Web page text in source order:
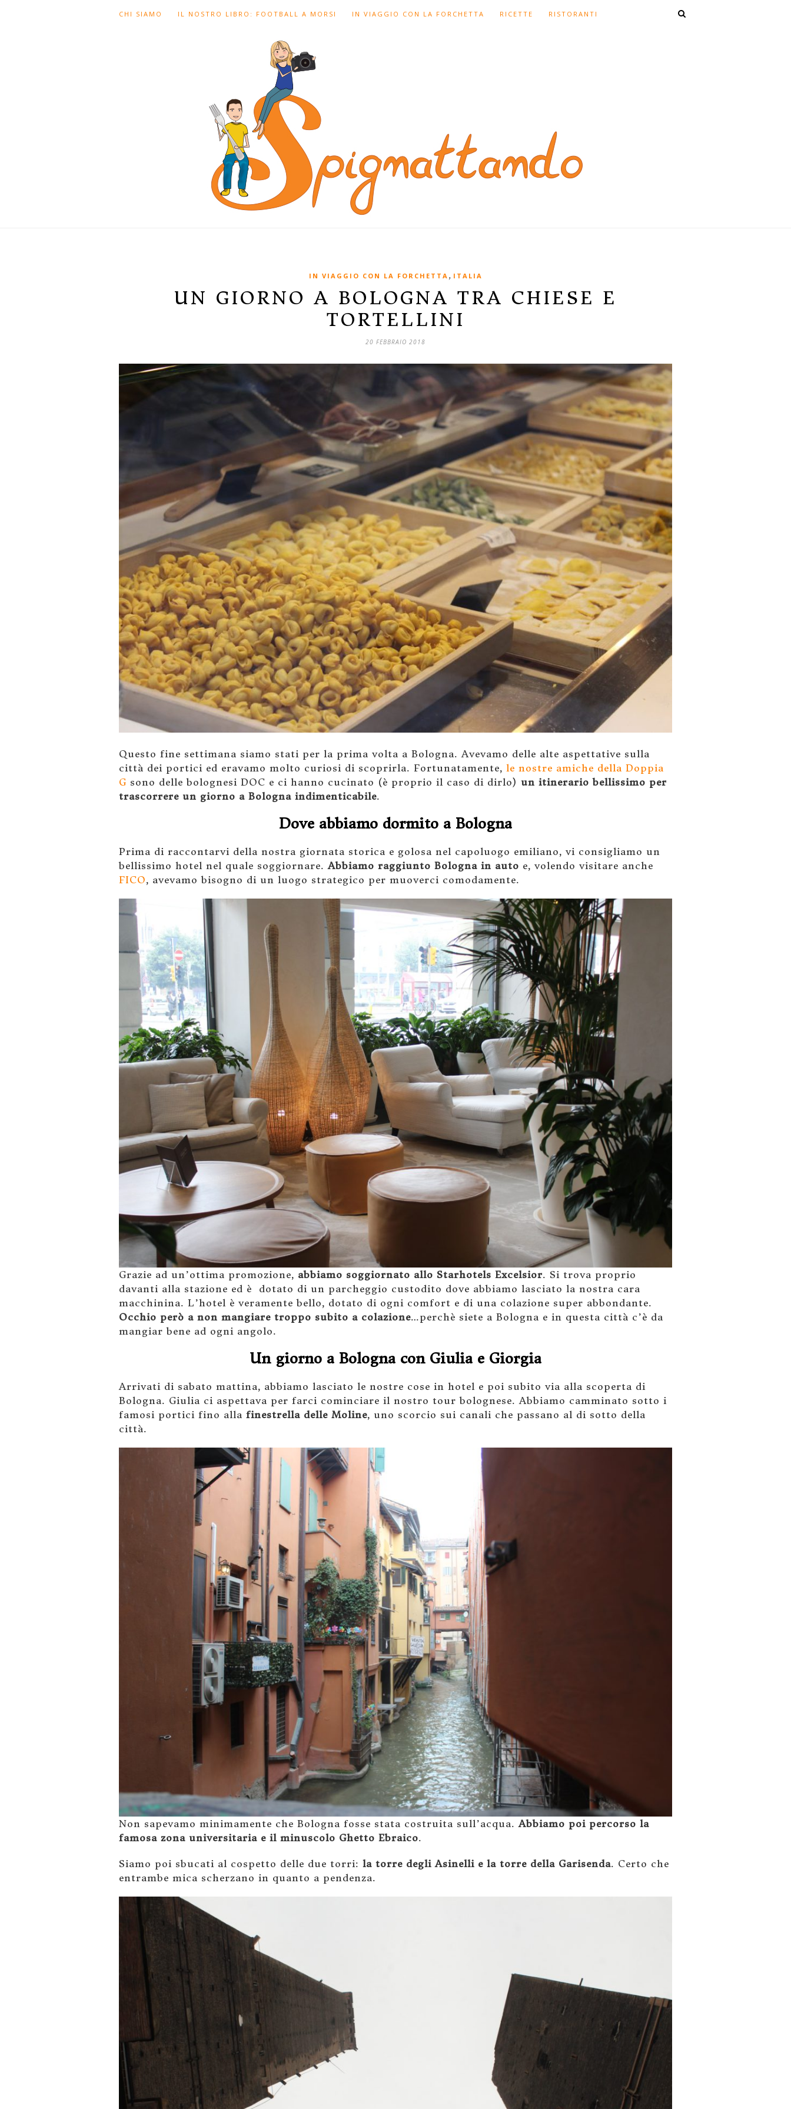
CHI SIAMO IL NOSTRO LIBRO: FOOTBALL A MORSI IN VIAGGIO CON LA FORCHETTA RICETTE RISTORANTI
IN VIAGGIO CON LA FORCHETTA , ITALIA
UN GIORNO A BOLOGNA TRA CHIESE E
TORTELLINI
20 FEBBRAIO 2018
Questo fine settimana siamo stati per la prima volta a Bologna. Avevamo delle alte aspettative sulla
città dei portici ed eravamo molto curiosi di scoprirla. Fortunatamente, le nostre amiche della Doppia
G sono delle bolognesi DOC e ci hanno cucinato (è proprio il caso di dirlo) un itinerario bellissimo per
trascorrere un giorno a Bologna indimenticabile.
Dove abbiamo dormito a Bologna
Prima di raccontarvi della nostra giornata storica e golosa nel capoluogo emiliano, vi consigliamo un
bellissimo hotel nel quale soggiornare.Abbiamo raggiunto Bologna in auto e, volendo visitare anche
FICO, avevamo bisogno di un luogo strategico per muoverci comodamente.
Grazie ad un’ottima promozione, abbiamo soggiornato allo Starhotels Excelsior. Si trova proprio
davanti alla stazione ed è dotato di un parcheggio custodito dove abbiamo lasciato la nostra cara
macchinina. L’hotel è veramente bello, dotato di ogni comfort e di una colazione super abbondante.
Occhio però a non mangiare troppo subito a colazione…perchè siete a Bologna e in questa città c’è da
mangiar bene ad ogni angolo.
Un giorno a Bologna con Giulia e Giorgia
Arrivati di sabato mattina, abbiamo lasciato le nostre cose in hotel e poi subito via alla scoperta di
Bologna. Giulia ci aspettava per farci cominciare il nostro tour bolognese. Abbiamo camminato sotto i
famosi portici fino alla finestrella delle Moline, uno scorcio sui canali che passano al di sotto della
città.
Non sapevamo minimamente che Bologna fosse stata costruita sull’acqua.Abbiamo poi percorso la
famosa zona universitaria e il minuscolo Ghetto Ebraico.
Siamo poi sbucati al cospetto delle due torri: la torre degli Asinelli e la torre della Garisenda. Certo che
entrambe mica scherzano in quanto a pendenza.